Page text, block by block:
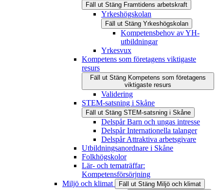
Fäll ut Stäng Framtidens arbetskraft
Yrkeshögskolan
Fäll ut Stäng Yrkeshögskolan
Kompetensbehov av YH-
utbildningar
Yrkesvux
Kompetens som företagens viktigaste
resurs
Fäll ut Stäng Kompetens som företagens
viktigaste resurs
Validering
STEM-satsning i Skåne
Fäll ut Stäng STEM-satsning i Skåne
Delspår Barn och ungas intresse
Delspår Internationella talanger
Delspår Attraktiva arbetsgivare
Utbildningsanordnare i Skåne
Folkhögskolor
Lär- och tematräffar:
Kompetensförsörjning
Miljö och klimat
Fäll ut Stäng Miljö och klimat